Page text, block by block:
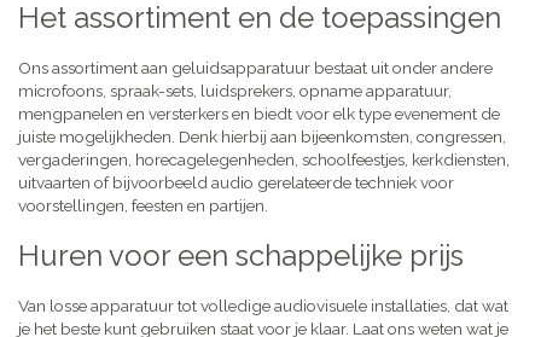
Het assortiment en de toepassingen
Ons assortiment aan geluidsapparatuur bestaat uit onder andere
microfoons, spraak-sets, luidsprekers, opname apparatuur,
mengpanelen en versterkers en biedt voor elk type evenement de
juiste mogelijkheden. Denk hierbij aan bijeenkomsten, congressen,
vergaderingen, horecagelegenheden, schoolfeestjes, kerkdiensten,
uitvaarten of bijvoorbeeld audio gerelateerde techniek voor
voorstellingen, feesten en partijen.
Huren voor een schappelijke prijs
Van losse apparatuur tot volledige audiovisuele installaties, dat wat
je het beste kunt gebruiken staat voor je klaar. Laat ons weten wat je